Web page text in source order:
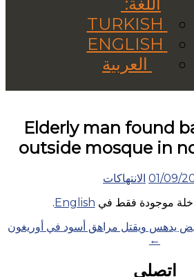
العربية
Elderly man found
outside mosque in
01/09/ الانتهاكات
موجودة فقط في English
.
يدهس ويقتل مراهق أسود في أوريغون
←
اتصلي